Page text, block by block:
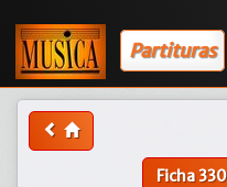
Partituras
Ficha